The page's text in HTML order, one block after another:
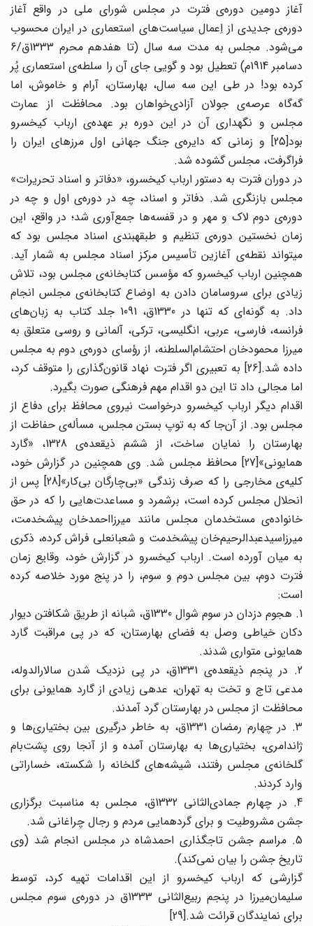
آغاز دومین دوره‌ی فترت در مجلس شورای ملی در واقع آغاز
دوره‌ی جدیدی از اِعمال سیاست‌های استعماری در ایران محسوب
می‌شود. مجلس به مدت سه سال (تا هفدهم محرم 1333ق/6
دسامبر 1914م) تعطیل بود و گویی جای آن را سلطه‌ی استعماری پُر
کرده بود! در طی این سه سال، بهارستان، آرام و خاموش، اما
گه‌گاه عرصه‌ی جولان آزادی‌خواهان بود. محافظت از عمارت
مجلس و نگهداری آن در این دوره بر عهده‌ی ارباب کیخسرو
بود[25] و زمانی که دایره‌ی جنگ جهانی اول مرزهای ایران را
فراگرفت، مجلس گشوده شد.
در دوران فترت به دستور ارباب کیخسرو، «دفاتر و اسناد تحریرات»
مجلس بازنگری شد. دفاتر و اسناد، چه در دوره‌ی اول و چه در
دوره‌ی دوم لاک و مهر و در قفسه‌ها جمع‌آوری شد؛ در واقع، این
زمان نخستین دوره‌ی تنظیم و طبقهبندی اسناد مجلس بود که
میتواند نقطه‌ی آغازین تأسیس مرکز اسناد مجلس به شمار آید.
همچنین ارباب کیخسرو که مؤسس کتابخانه‌ی مجلس بود، تلاش
زیادی برای سروسامان دادن به اوضاع کتابخانه‌ی مجلس انجام
داد. به گونه‌ای که تنها در 1330ق، 1091 جلد کتاب به زبان‌های
فرانسه، فارسی، عربی، انگلیسی، ترکی، آلمانی و روسی متعلق به
میرزا محمودخان احتشام‌السلطنه، از رؤسای دوره‌ی دوم به مجلس
داده شد.[26] به تعبیری اگر فترت نهاد قانون‌گذاری را متوقف کرد،
اما مجالی داد تا این دو اقدام مهم فرهنگی صورت بگیرد.
اقدام دیگر ارباب کیخسرو درخواست نیروی محافظ برای دفاع از
مجلس بود. از آن‌جا که به توپ بستن مجلس، مسأله‌ی حفاظت از
بهارستان را نمایان ساخت، از ششم ذیقعده‌ی 1328، «گارد
همایونی»[27] محافظ مجلس شد. وی همچنین در گزارش خود،
کلیه‌ی مخارجی را که صرف زندگی «بی‌چارگان بی‌کار»[28] پس از
انحلال مجلس کرده است، برشمرد و مساعدت‌هایی را که در حق
خانواده‌ی مستخدمان مجلس مانند میرزااحمدخان پیشخدمت،
میرزاسیدعبدالرحیم‌خان پیشخدمت و شعبانعلی فراش کرده، ذکری
به میان آورده است. ارباب کیخسرو در گزارش خود، وقایع زمان
فترت دوم، بین مجلس دوم و سوم، را در پنج مورد خلاصه کرده
است:
1. هجوم دزدان در سوم شوال 1330ق، شبانه از طریق شکافتن دیوار
دکان خیاطی وصل به فضای بهارستان، که در پی مراقبت گارد
همایونی متواری شدند.
2. در پنجم ذیقعده‌ی 1331ق، در پی نزدیک شدن سالارالدوله،
مدعی تاج و تخت به تهران، عده‎ی زیادی از گارد همایونی برای
محافظت از مجلس در بهارستان گرد آمدند.
3. در چهارم رمضان 1331ق، به خاطر درگیری بین بختیاری‌ها و
ژاندامری، بختیاری‌ها به بهارستان آمده و از آنجا روی پشت‌بام
گلخانه‌ی مجلس رفتند، شیشه‌های گلخانه را شکسته، خساراتی
وارد کردند.
4. در چهارم جمادی‌الثانی 1332ق، مجلس به مناسبت برگزاری
جشن مشروطیت و برای گردهمایی مردم و رجال چراغانی شد.
5. مراسم جشن تاجگذاری احمدشاه در مجلس انجام شد (وی
تاریخ جشن را بیان نمی‌کند).
گزارشی که ارباب کیخسرو از این اقدامات تهیه کرد، توسط
سلیمان‌میرزا در پنجم ربیع‌الثانی 1333ق در دوره‌ی سوم مجلس
برای نمایندگان قرائت شد.[29]